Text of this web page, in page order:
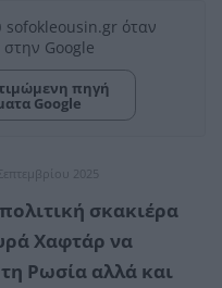
sofokleousin.gr όταν
στην Google
πηγή
Google
2025
σκακιέρα
Χαφτάρ να
Ρωσία αλλά και